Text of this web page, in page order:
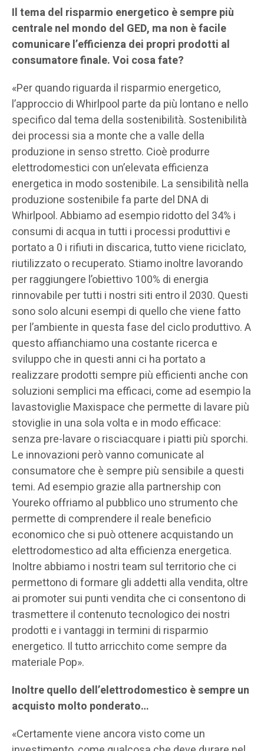
Il tema del risparmio energetico è sempre più
centrale nel mondo del GED, ma non è facile
comunicare l’efficienza dei propri prodotti al
consumatore finale. Voi cosa fate?
«Per quando riguarda il risparmio energetico,
l’approccio di Whirlpool parte da più lontano e nello
specifico dal tema della sostenibilità. Sostenibilità
dei processi sia a monte che a valle della
produzione in senso stretto. Cioè produrre
elettrodomestici con un’elevata efficienza
energetica in modo sostenibile. La sensibilità nella
produzione sostenibile fa parte del DNA di
Whirlpool. Abbiamo ad esempio ridotto del 34% i
consumi di acqua in tutti i processi produttivi e
portato a 0 i rifiuti in discarica, tutto viene riciclato,
riutilizzato o recuperato. Stiamo inoltre lavorando
per raggiungere l’obiettivo 100% di energia
rinnovabile per tutti i nostri siti entro il 2030. Questi
sono solo alcuni esempi di quello che viene fatto
per l’ambiente in questa fase del ciclo produttivo. A
questo affianchiamo una costante ricerca e
sviluppo che in questi anni ci ha portato a
realizzare prodotti sempre più efficienti anche con
soluzioni semplici ma efficaci, come ad esempio la
lavastoviglie Maxispace che permette di lavare più
stoviglie in una sola volta e in modo efficace:
senza pre-lavare o risciacquare i piatti più sporchi.
Le innovazioni però vanno comunicate al
consumatore che è sempre più sensibile a questi
temi. Ad esempio grazie alla partnership con
Youreko offriamo al pubblico uno strumento che
permette di comprendere il reale beneficio
economico che si può ottenere acquistando un
elettrodomestico ad alta efficienza energetica.
Inoltre abbiamo i nostri team sul territorio che ci
permettono di formare gli addetti alla vendita, oltre
ai promoter sui punti vendita che ci consentono di
trasmettere il contenuto tecnologico dei nostri
prodotti e i vantaggi in termini di risparmio
energetico. Il tutto arricchito come sempre da
materiale Pop».
Inoltre quello dell’elettrodomestico è sempre un
acquisto molto ponderato…
«Certamente viene ancora visto come un